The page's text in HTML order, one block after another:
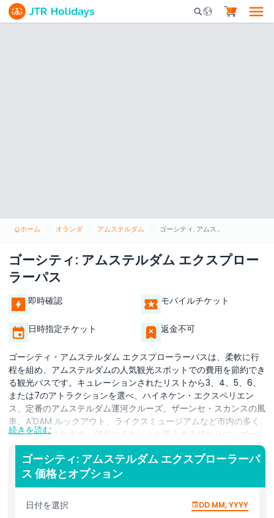
Mobile Search
ホーム オランダ アムステルダム ゴーシティ: アムステルダム エクスプローラーパス
ゴーシティ: アムステルダム エクスプロー
ラーパス
即時確認 モバイルチケット
日時指定チケット 返金不可
ゴーシティ・アムステルダム エクスプローラーパスは、柔軟に行
程を組め、アムステルダムの人気観光スポットでの費用を節約でき
る観光パスです。キュレーションされたリストから3、4、5、6、
または7のアトラクションを選べ、ハイネケン・エクスペリエン
ス、定番のアムステルダム運河クルーズ、ザーンセ・スカンスの風
車、A'DAM ルックアウト、ライクスミュージアムなど市内の多く
の体験が含まれます。個別にチケットを購入する代わりに、ゴーシ
ティのアプリをダウンロードして各施設でエクスプローラーパスを
スキャンするだけで、素早く手間なく入場できます。パスは最初の
施設を訪れたときにのみ有効化され、そこから残りの選択を利用す
るために十分な60日間が与えられるため、場所を行き来して急ぐ
ことなくゆっくり探索する時間がたっぷりあります。この長い有効
期間は、忙しい観光日とカフェ、公園、または街区で過ごすゆった
続きを読む
ゴーシティ: アムステルダム エクスプローラーパ
ス 価格とオプション
日付を選択 DD MM, YYYY